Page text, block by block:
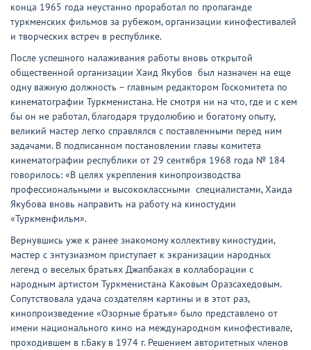
конца 1965 года неустанно проработал по пропаганде
туркменских фильмов за рубежом, организации кинофестивалей
и творческих встреч в республике.
После успешного налаживания работы вновь открытой
общественной организации Хаид Якубов был назначен на еще
одну важную должность – главным редактором Госкомитета по
кинематографии Туркменистана. Не смотря ни на что, где и с кем
бы он не работал, благодаря трудолюбию и богатому опыту,
великий мастер легко справлялся с поставленными перед ним
задачами. В подписанном постановлении главы комитета
кинематографии республики от 29 сентября 1968 года № 184
говорилось: «В целях укрепления кинопроизводства
профессиональными и высококлассными специалистами, Хаида
Якубова вновь направить на работу на киностудии
«Туркменфильм».
Вернувшись уже к ранее знакомому коллективу киностудии,
мастер с энтузиазмом приступает к экранизации народных
легенд о веселых братьях Джапбаках в коллаборации с
народным артистом Туркменистана Каковым Оразсахедовым.
Сопутствовала удача создателям картины и в этот раз,
кинопроизведение «Озорные братья» было представлено от
имени национального кино на международном кинофестивале,
проходившем в г.Баку в 1974 г. Решением авторитетных членов